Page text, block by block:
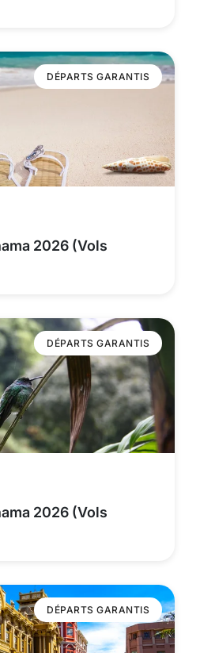
DÉPARTS GARANTIS
2026 (Vols
DÉPARTS GARANTIS
2026 (Vols
DÉPARTS GARANTIS